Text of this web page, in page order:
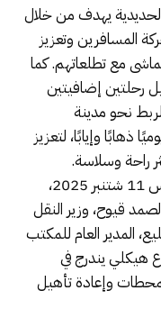
يهدف من خلال
المسافرين وتعزيز
مع تطلعاتهم. كما
15 شتنبر 2025، تشغيل رحلتين إضافيتين
نحو مدينة
ذهابًا وإيابًا، لتعزيز
راحة وسلاسة.
هذا وتجدر الاشارة إلى أنه تم يوم الخميس 11 شتنبر 2025،
قيوح، وزير النقل
المدير العام للمكتب
هيكلي يندرج في
وإعادة تأهيل